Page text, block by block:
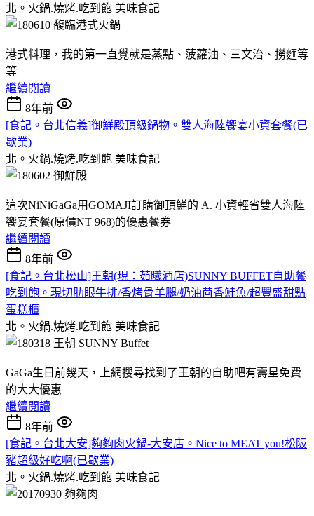
北。火鍋.燒烤.吃到飽 美味食記
港式料理，我的第一直覺就是蒸點、菠蘿油、三文治、撈麵等
等
繼續閱讀
8年前
[食記。台北信義]御鮮殿頂級鍋物。雙人海陸饗宴小資套餐(已
歇業)
北。火鍋.燒烤.吃到飽 美味食記
這次NiNiGaGa用GOMAJI訂購御頂鮮的 A. 小資輕省雙人海陸
饗宴套餐(原價NT 968)的優惠餐券
繼續閱讀
8年前
[食記。台北松山]王朝(現：茹曦酒店)SUNNY BUFFET自助餐
吃到飽。現切肋眼牛排/香烤骨羊腿/奶油茴香鮭魚/超豐盛甜點
蛋糕櫃
北。火鍋.燒烤.吃到飽 美味食記
GaGa生日前幾天，上網搜尋找到了王朝的自助吧有壽星免費
的大大優惠
繼續閱讀
8年前
[食記。台北大安]夠夠肉火鍋-大安店。Nice to MEAT you!松阪
豬超級好吃啊(已歇業)
北。火鍋.燒烤.吃到飽 美味食記